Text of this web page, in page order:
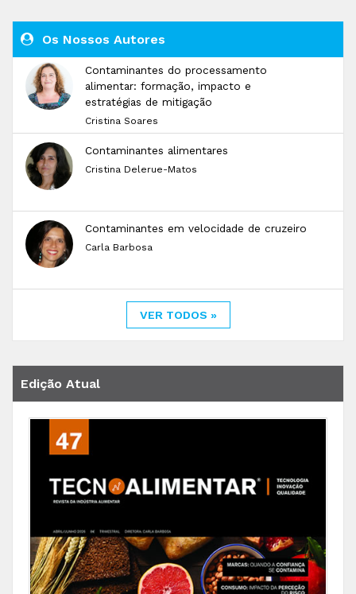
Os Nossos Autores
Contaminantes do processamento
alimentar: formação, impacto e
estratégias de mitigação
Cristina Soares
Contaminantes alimentares
Cristina Delerue-Matos
Contaminantes em velocidade de cruzeiro
Carla Barbosa
VER TODOS »
Edição Atual